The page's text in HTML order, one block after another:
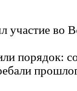
участие во
порядок: